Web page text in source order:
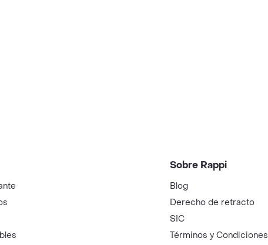
Sobre Rappi
Blog
Derecho de retracto
SIC
Términos y Condiciones